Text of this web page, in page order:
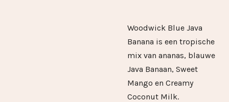
Woodwick Blue Java
Banana is een tropische
mix van ananas, blauwe
Java Banaan, Sweet
Mango en Creamy
Coconut Milk.